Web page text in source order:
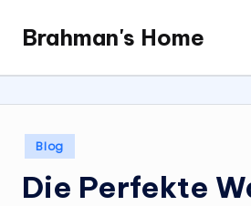
content
Brahman's Home
Spiritual
and
it
all
Posted
in
Blog
Die Perfekte